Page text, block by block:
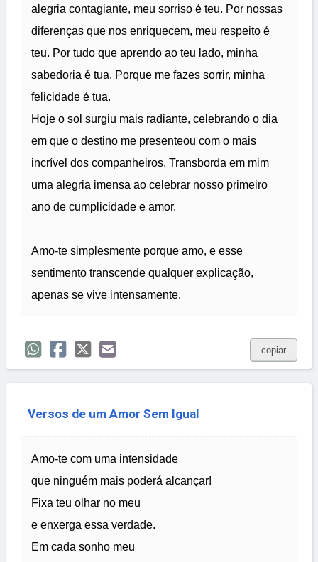
alegria contagiante, meu sorriso é teu. Por nossas
diferenças que nos enriquecem, meu respeito é
teu. Por tudo que aprendo ao teu lado, minha
sabedoria é tua. Porque me fazes sorrir, minha
felicidade é tua.
Hoje o sol surgiu mais radiante, celebrando o dia
em que o destino me presenteou com o mais
incrível dos companheiros. Transborda em mim
uma alegria imensa ao celebrar nosso primeiro
ano de cumplicidade e amor.
Amo-te simplesmente porque amo, e esse
sentimento transcende qualquer explicação,
apenas se vive intensamente.
copiar
Versos de um Amor Sem Igual
Amo-te com uma intensidade
que ninguém mais poderá alcançar!
Fixa teu olhar no meu
e enxerga essa verdade.
Em cada sonho meu